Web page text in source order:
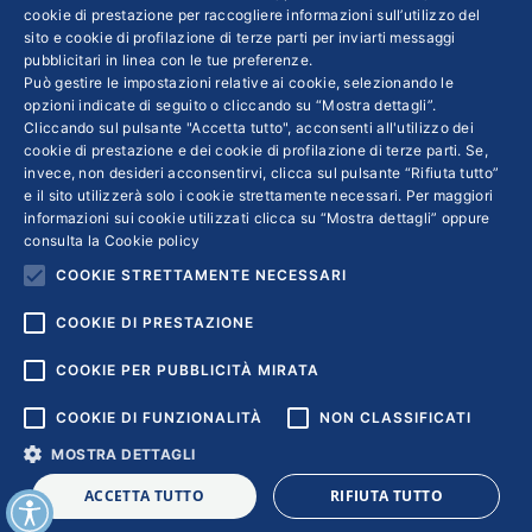
conclusiva della manifestazione promossa da
Confindustria Abruzzo Medio Adriatico e
finalizzata a diffondere l’innovazione. Sul
palco dell’Aurum di Pescara saliranno Pmi,
startup e spinoff universitari. Negli stessi
giorni si terrà l’Innovation Hackathon, la gara
di idee rivolta agli studenti di tutti gli atenei e
dedicata quest’anno all’Intelligenza artificiale.
Iscrizioni entro il 6 novembre
Copyright © 2018 | Confindustria Servizi S.p.a. Partita iva
01007261009
cookie di prestazione per raccogliere informazioni sull’utilizzo del
sito e cookie di profilazione di terze parti per inviarti messaggi
pubblicitari in linea con le tue preferenze.
Può gestire le impostazioni relative ai cookie, selezionando le
opzioni indicate di seguito o cliccando su “Mostra dettagli”.
Cliccando sul pulsante "Accetta tutto", acconsenti all'utilizzo dei
cookie di prestazione e dei cookie di profilazione di terze parti. Se,
invece, non desideri acconsentirvi, clicca sul pulsante “Rifiuta tutto”
e il sito utilizzerà solo i cookie strettamente necessari. Per maggiori
informazioni sui cookie utilizzati clicca su “Mostra dettagli” oppure
consulta la Cookie policy
COOKIE STRETTAMENTE NECESSARI
COOKIE DI PRESTAZIONE
COOKIE PER PUBBLICITÀ MIRATA
COOKIE DI FUNZIONALITÀ NON CLASSIFICATI
MOSTRA DETTAGLI
ACCETTA TUTTO RIFIUTA TUTTO